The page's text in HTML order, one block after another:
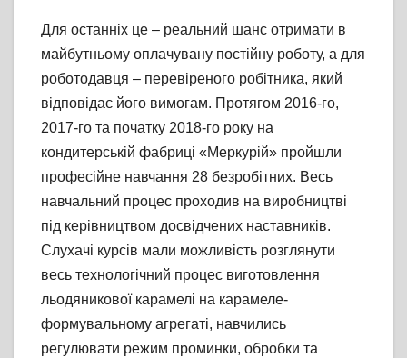
Для останніх це – реальний шанс отримати в
майбутньому оплачувану постійну роботу, а для
роботодавця – перевіреного робітника, який
відповідає його вимогам. Протягом 2016-го,
2017-го та початку 2018-го року на
кондитерській фабриці «Меркурій» пройшли
професійне навчання 28 безробітних. Весь
навчальний процес проходив на виробництві
під керівництвом досвідчених наставників.
Слухачі курсів мали можливість розглянути
весь технологічний процес виготовлення
льодяникової карамелі на карамеле-
формувальному агрегаті, навчились
регулювати режим проминки, обробки та